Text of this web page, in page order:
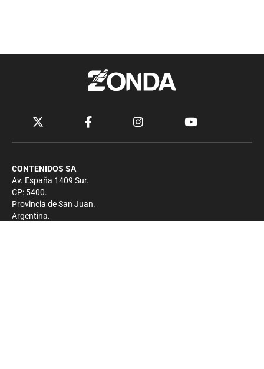
CONTENIDOS SA
Av. España 1409 Sur.
CP: 5400.
Provincia de San Juan.
Argentina.